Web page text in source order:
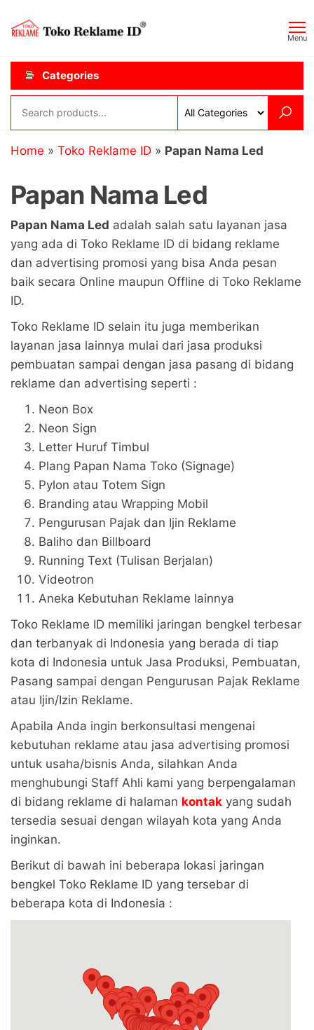
content
ID
Menu
Categories
Home » Toko Reklame ID » Papan Nama Led
Papan Nama Led
Papan Nama Led adalah salah satu layanan jasa
yang ada di Toko Reklame ID di bidang reklame
dan advertising promosi yang bisa Anda pesan
baik secara Online maupun Offline di Toko Reklame
ID.
Toko Reklame ID selain itu juga memberikan
layanan jasa lainnya mulai dari jasa produksi
pembuatan sampai dengan jasa pasang di bidang
reklame dan advertising seperti :
Neon Box
Neon Sign
Letter Huruf Timbul
Plang Papan Nama Toko (Signage)
Pylon atau Totem Sign
Branding atau Wrapping Mobil
Pengurusan Pajak dan Ijin Reklame
Baliho dan Billboard
Running Text (Tulisan Berjalan)
Videotron
Aneka Kebutuhan Reklame lainnya
Toko Reklame ID memiliki jaringan bengkel terbesar
dan terbanyak di Indonesia yang berada di tiap
kota di Indonesia untuk Jasa Produksi, Pembuatan,
Pasang sampai dengan Pengurusan Pajak Reklame
atau Ijin/Izin Reklame.
Apabila Anda ingin berkonsultasi mengenai
kebutuhan reklame atau jasa advertising promosi
untuk usaha/bisnis Anda, silahkan Anda
menghubungi Staff Ahli kami yang berpengalaman
di bidang reklame di halaman kontak yang sudah
tersedia sesuai dengan wilayah kota yang Anda
inginkan.
Berikut di bawah ini beberapa lokasi jaringan
bengkel Toko Reklame ID yang tersebar di
beberapa kota di Indonesia :